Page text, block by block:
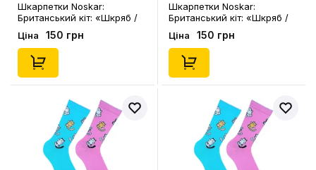
Шкарпетки Noskar:
Британський кіт: «Шкряб /
Царап» (р. 41-46), (91541)
Ціна 150 грн
Шкарпетки Noskar:
Британський кіт: «Шкряб /
Царап» (р. 36-40), (91540)
Ціна 150 грн